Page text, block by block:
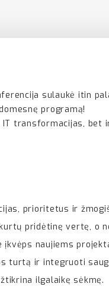
sulaukė itin
programą!
transformacijas,
prioritetus ir
pridėtinę vertę, o
naujiems
turtą ir integruoti
ilgalaikę sėkmę.